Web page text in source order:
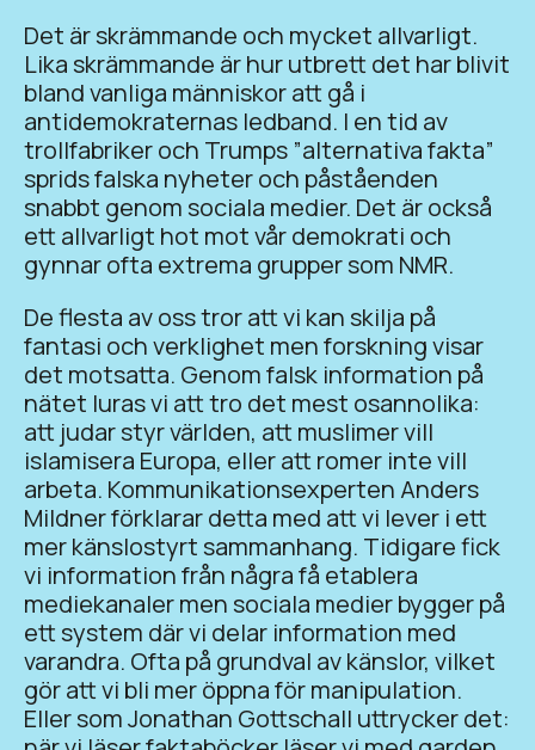
Det är skrämmande och mycket allvarligt.
Lika skrämmande är hur utbrett det har blivit
bland vanliga människor att gå i
antidemokraternas ledband. I en tid av
trollfabriker och Trumps ”alternativa fakta”
sprids falska nyheter och påståenden
snabbt genom sociala medier. Det är också
ett allvarligt hot mot vår demokrati och
gynnar ofta extrema grupper som NMR.
De flesta av oss tror att vi kan skilja på
fantasi och verklighet men forskning visar
det motsatta. Genom falsk information på
nätet luras vi att tro det mest osannolika:
att judar styr världen, att muslimer vill
islamisera Europa, eller att romer inte vill
arbeta. Kommunikationsexperten Anders
Mildner förklarar detta med att vi lever i ett
mer känslostyrt sammanhang. Tidigare fick
vi information från några få etablera
mediekanaler men sociala medier bygger på
ett system där vi delar information med
varandra. Ofta på grundval av känslor, vilket
gör att vi bli mer öppna för manipulation.
Eller som Jonathan Gottschall uttrycker det: